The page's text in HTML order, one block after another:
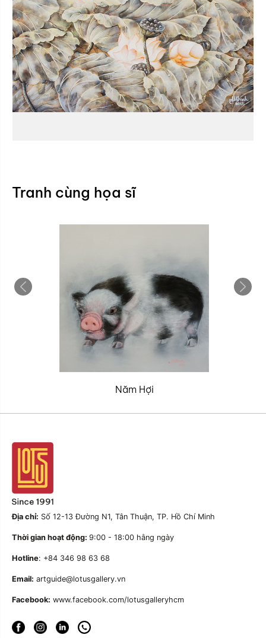
Tranh cùng họa sĩ
Năm Hợi
Địa chỉ: Số 12-13 Đường N1, Tân Thuận, TP. Hồ Chí Minh
Thời gian hoạt động: 9:00 - 18:00 hằng ngày
Hotline: +84 346 98 63 68
Email: artguide@lotusgallery.vn
Facebook: www.facebook.com/lotusgalleryhcm